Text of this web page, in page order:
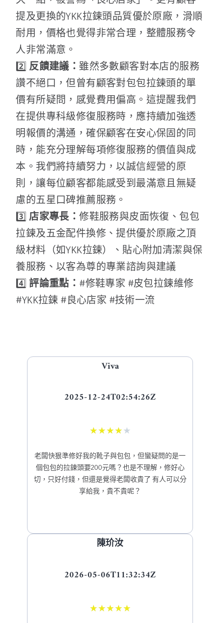
提及更換的YKK拉鍊頭品質優於原廠，滑順
耐用，價格也覺得非常合理，整體服務令
人非常滿意。
2️⃣ 反饋建議： 雖然多數顧客對本店的服務
讚不絕口，但曾有顧客對包包拉鍊頭的單
價有所疑問，感覺費用偏高。這提醒我們
在提供專科級修復服務時，應持續加強透
明報價的溝通，確保顧客在安心保固的同
時，能充分理解每項修復服務的價值與成
本。我們將持續努力，以誠信經營的原
則，讓每位顧客都能感受到最滿意且無疑
慮的五星口碑推薦服務。
3️⃣ 店家專長：修鞋服務與皮面恢復、包包
拉鍊及五金配件換修、提供優於原廠之頂
級材料（如YKK拉鍊）、貼心附加清潔與保
養服務、以客為尊的專業諮詢與建議
4️⃣ 評論重點： #修鞋專家 #皮包拉鍊維修
#YKK拉鍊 #良心店家 #技術一流
Viva
2025-12-24T02:54:26Z
★★★★ ★
老闆快狠準修好我的靴子與包包，但蠻疑問的是一
個包包的拉鍊頭要200元嗎？也是不理解，修好心
切，只好付錢，但還是覺得老闆收貴了 有人可以分
享給我，貴不貴呢？
陳玠汝
2026-05-06T11:32:34Z
★★★★★